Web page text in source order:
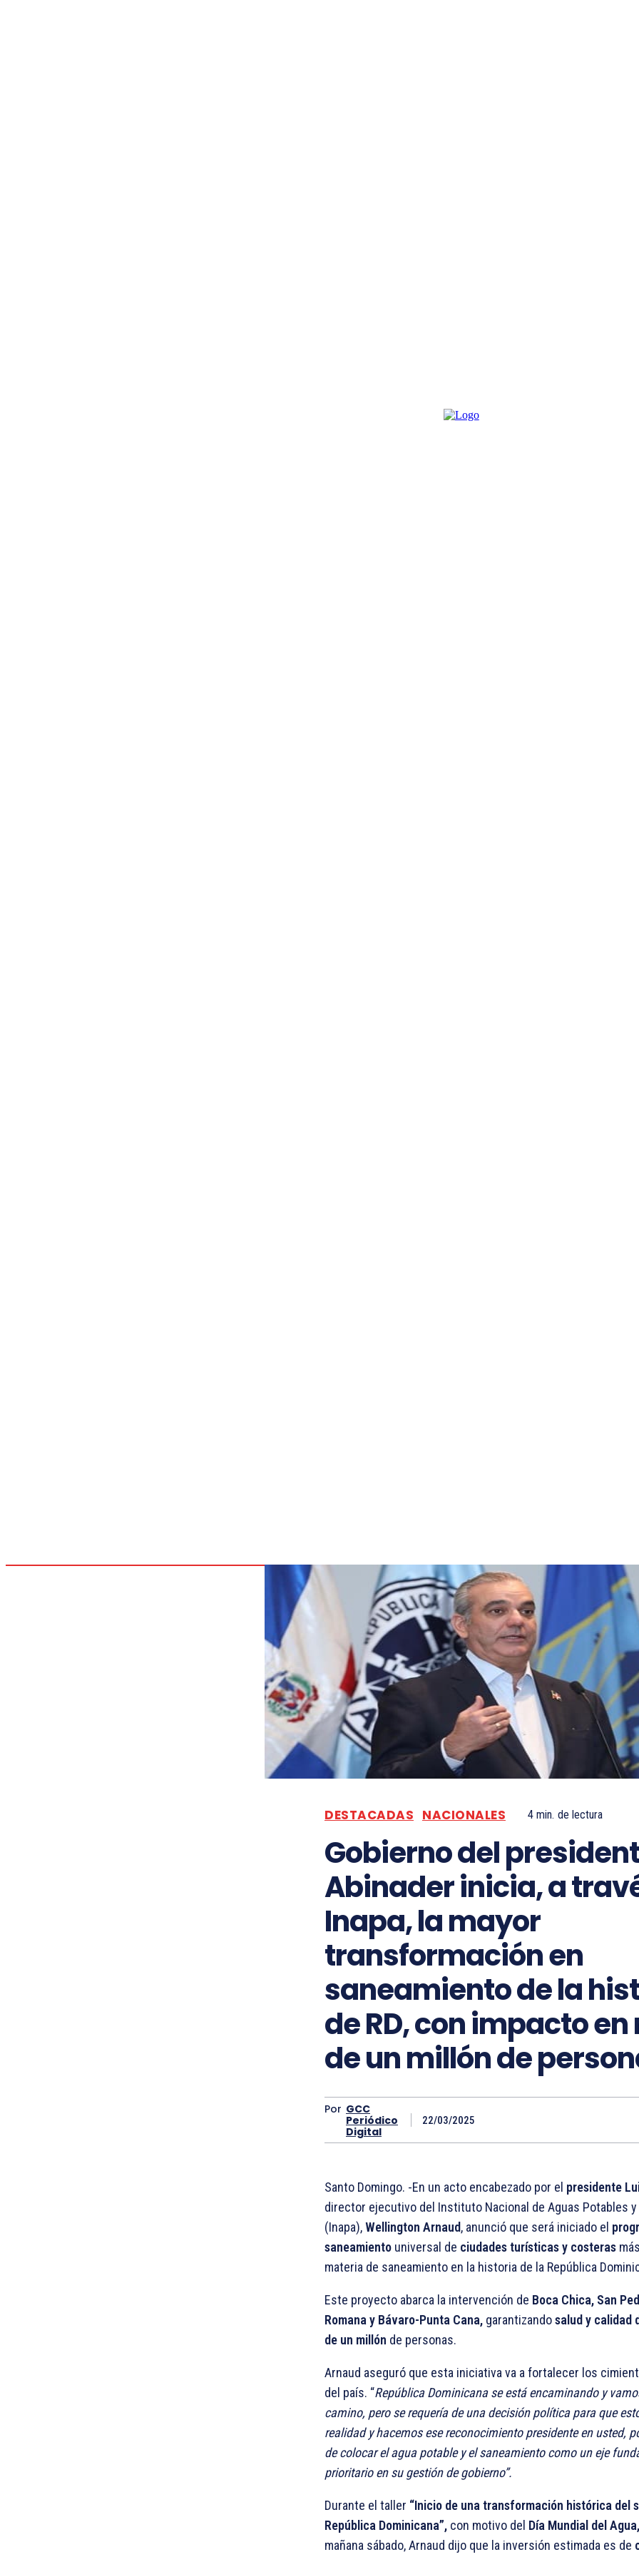
DESTACADAS NACIONALES 4 min. de lectura
Gobierno del
Abinader inicia, a
Inapa, la mayor
transformación en
saneamiento de la
de RD, con impacto
de un millón de
Por GCC
Periódico
Digital
22/03/2025
Santo Domingo. -En un acto encabezado por el presidente
director ejecutivo del Instituto Nacional de Aguas Potables
(Inapa),Wellington Arnaud, anunció que será iniciado el
saneamiento universal de ciudades turísticas y costeras
materia de saneamiento en la historia de la República
Este proyecto abarca la intervención de Boca Chica, San
Romana y Bávaro-Punta Cana, garantizandosalud y calidad
de un millón de personas.
Arnaud aseguró que esta iniciativa va a fortalecer los
del país. “República Dominicana se está encaminando y
camino, pero se requería de una decisión política para que
realidad y hacemos ese reconocimiento presidente en usted,
de colocar el agua potable y el saneamiento como un eje
prioritario en su gestión de gobierno”.
Durante el taller “Inicio de una transformación histórica del
República Dominicana”, con motivo del Día Mundial del Agua,
mañana sábado, Arnaud dijo que la inversión estimada es de